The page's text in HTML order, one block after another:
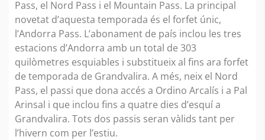
Pass, el Nord Pass i el Mountain Pass. La principal
novetat d’aquesta temporada és el forfet únic,
l’Andorra Pass. L’abonament de país inclou les tres
estacions d’Andorra amb un total de 303
quilòmetres esquiables i substitueix al fins ara forfet
de temporada de Grandvalira. A més, neix el Nord
Pass, el passi que dona accés a Ordino Arcalís i a Pal
Arinsal i que inclou fins a quatre dies d’esquí a
Grandvalira. Tots dos passis seran vàlids tant per
l’hivern com per l’estiu.